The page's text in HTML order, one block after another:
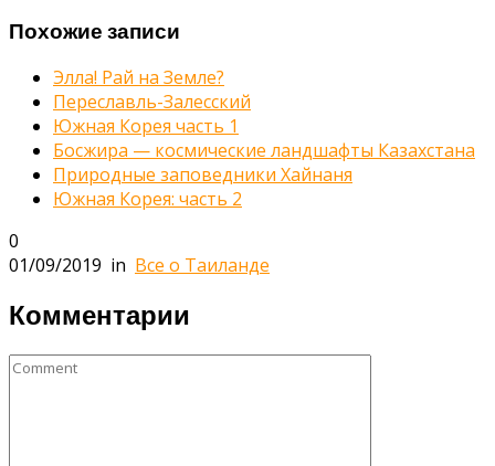
Похожие записи
Элла! Рай на Земле?
Переславль-Залесский
Южная Корея часть 1
Босжира — космические ландшафты Казахстана
Природные заповедники Хайнаня
Южная Корея: часть 2
0
01/09/2019 in Все о Таиланде
Комментарии